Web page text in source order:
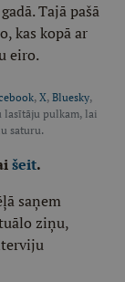
Tajā pašā
kas kopā ar
eiro.
, X, Bluesky,
lasītāju pulkam, lai
saturu.
šeit.
saņem
ziņu,